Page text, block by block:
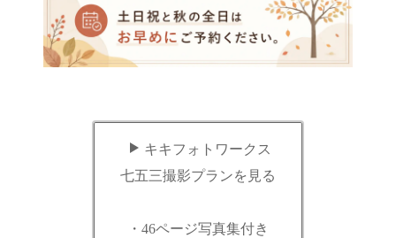
キキフォトワークス
七五三撮影プランを見る
・46ページ写真集付き